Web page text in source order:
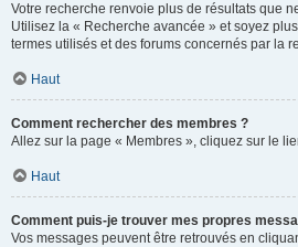
Votre recherche renvoie plus de résultats que
Utilisez la « Recherche avancée » et soyez
termes utilisés et des forums concernés par la
Haut
Comment rechercher des membres ?
Allez sur la page « Membres », cliquez sur le
Haut
Comment puis-je trouver mes propres
Vos messages peuvent être retrouvés en